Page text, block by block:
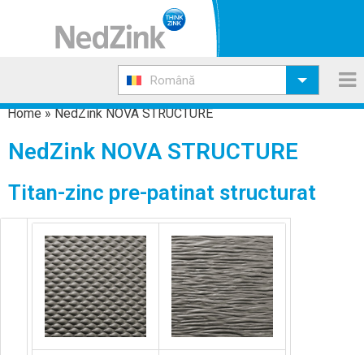
Română
Home»NedZink NOVA STRUCTURE
NedZink NOVA STRUCTURE
Titan-zinc pre-patinat structurat